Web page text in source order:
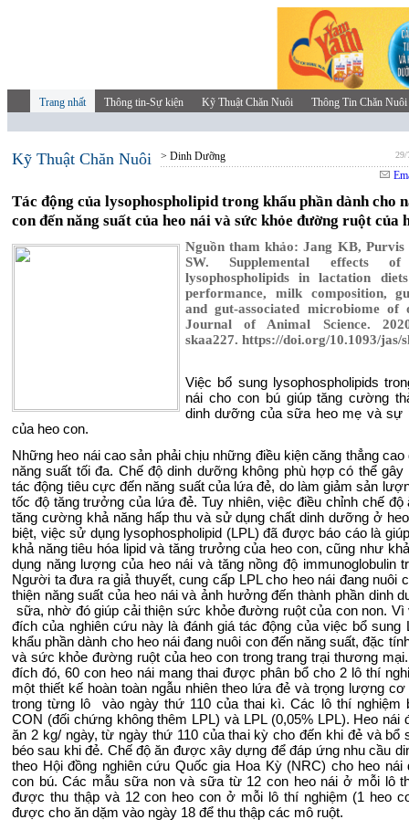
Trang nhất Thông tin-Sự kiện Kỹ Thuật Chăn Nuôi Thông Tin Chăn Nuôi
Kỹ Thuật Chăn Nuôi > Dinh Dưỡng 29/
Tác động của lysophospholipid trong khẩu phần dành cho
con đến năng suất của heo nái và sức khỏe đường ruột của
Nguồn tham khảo: Jang KB,
SW. Supplemental effects
lysophospholipids in lactation
performance, milk composition,
and gut-associated microbiome of
Journal of Animal Science.
skaa227. https://doi.org/10.1093/jas/
Việc bổ sung lysophospholipids
nái cho con bú giúp tăng cường
dinh dưỡng của sữa heo mẹ và sự
của heo con.
Những heo nái cao sản phải chịu những điều kiện căng thẳng cao
năng suất tối đa. Chế độ dinh dưỡng không phù hợp có thể gây
tác động tiêu cực đến năng suất của lứa đẻ, do làm giảm sản
tốc độ tăng trưởng của lứa đẻ. Tuy nhiên, việc điều chỉnh chế độ
tăng cường khả năng hấp thu và sử dụng chất dinh dưỡng ở
biệt, việc sử dụng lysophospholipid (LPL) đã được báo cáo là
khả năng tiêu hóa lipid và tăng trưởng của heo con, cũng như
dụng năng lượng của heo nái và tăng nồng độ immunoglobulin
Người ta đưa ra giả thuyết, cung cấp LPL cho heo nái đang nuôi
thiện năng suất của heo nái và ảnh hưởng đến thành phần dinh
sữa, nhờ đó giúp cải thiện sức khỏe đường ruột của con non. Vì
đích của nghiên cứu này là đánh giá tác động của việc bổ sung
khẩu phần dành cho heo nái đang nuôi con đến năng suất, đặc
và sức khỏe đường ruột của heo con trong trang trại thương
đích đó, 60 con heo nái mang thai được phân bổ cho 2 lô thí
một thiết kế hoàn toàn ngẫu nhiên theo lứa đẻ và trọng lượng cơ
trong từng lô vào ngày thứ 110 của thai kì. Các lô thí nghiệm
CON (đối chứng không thêm LPL) và LPL (0,05% LPL). Heo nái
ăn 2 kg/ ngày, từ ngày thứ 110 của thai kỳ cho đến khi đẻ và bổ
béo sau khi đẻ. Chế độ ăn được xây dựng để đáp ứng nhu cầu
theo Hội đồng nghiên cứu Quốc gia Hoa Kỳ (NRC) cho heo nái
con bú. Các mẫu sữa non và sữa từ 12 con heo nái ở mỗi lô
được thu thập và 12 con heo con ở mỗi lô thí nghiệm (1 heo
được cho ăn dặm vào ngày 18 để thu thập các mô ruột.